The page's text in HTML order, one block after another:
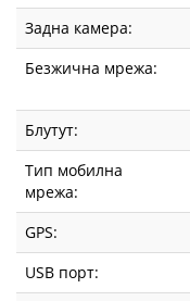
Задна камера:
Безжична мрежа:
Блутут:
Тип мобилна
мрежа:
GPS:
USB порт: